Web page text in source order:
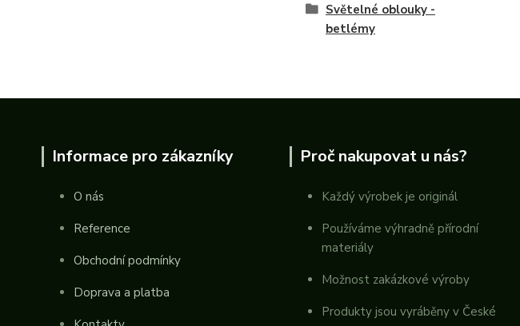
Světelné oblouky -
betlémy
Informace pro zákazníky
O nás
Reference
Obchodní podmínky
Doprava a platba
Proč nakupovat u nás?
Každý výrobek je originál
Používáme výhradně přírodní
materiály
Možnost zakázkové výroby
Produkty jsou vyráběny v České